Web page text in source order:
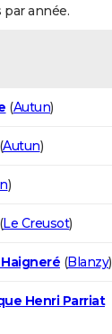
année.
(Autun)
(Autun)
)
Le Creusot)
(Blanzy)
Henri Parriat